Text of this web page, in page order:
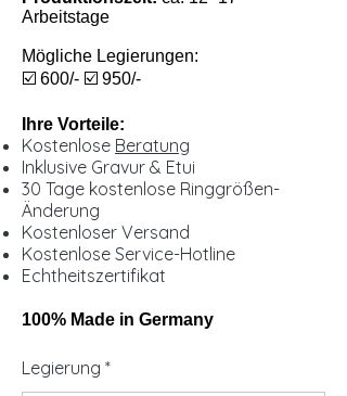
Arbeitstage
Mögliche Legierungen:
☑️ 600/- ☑️ 950/-
Ihre Vorteile:
Kostenlose Beratung
Inklusive Gravur & Etui
30 Tage kostenlose Ringgrößen-
Änderung
Kostenloser Versand
Kostenlose Service-Hotline
Echtheitszertifikat
100% Made in Germany
Legierung